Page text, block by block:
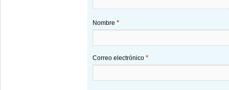
Nombre *
Correo electrónico *